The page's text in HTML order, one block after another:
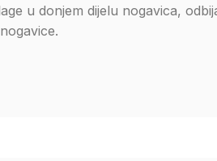
u donjem dijelu nogavica,